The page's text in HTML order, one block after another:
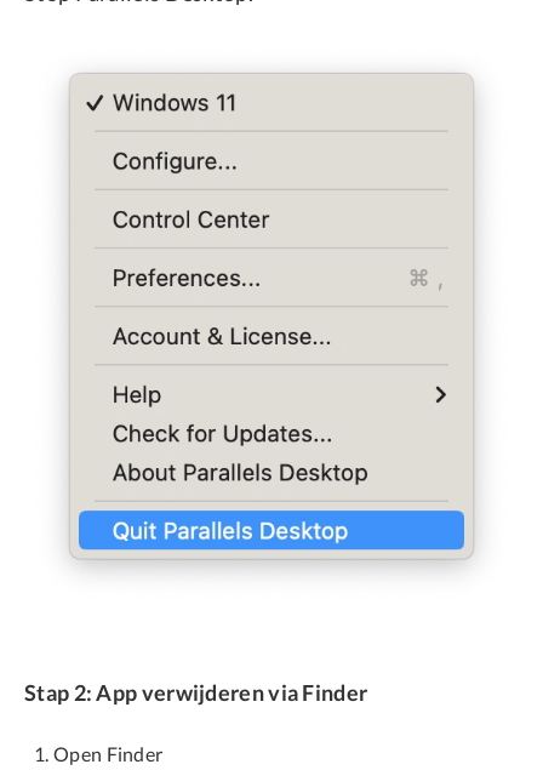
Stap 2: App verwijderen via Finder
Open Finder